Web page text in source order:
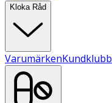
Kloka Råd
VarumärkenKundklubb